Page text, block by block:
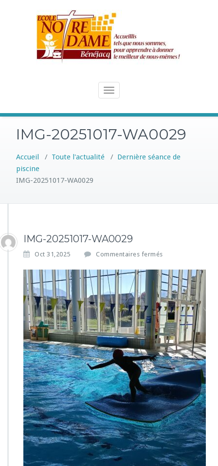
Toggle
IMG-20251017-WA0029
Accueil / Toute l'actualité / Dernière séance de
piscine
IMG-20251017-WA0029
IMG-20251017-WA0029
Oct 31,2025 Commentaires fermés
r
I
M
G
-
2
0
2
5
1
0
1
-
W
A
0
0
2
9